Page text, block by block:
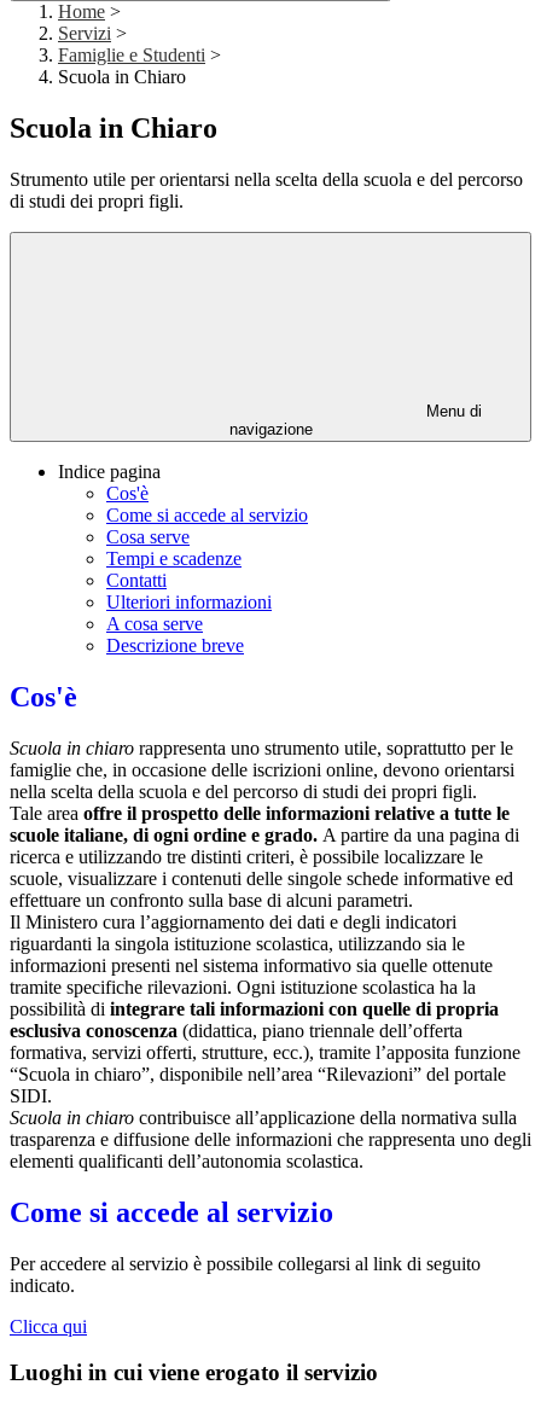
Home >
Servizi >
Famiglie e Studenti >
Scuola in Chiaro
Scuola in Chiaro
Strumento utile per orientarsi nella scelta della scuola e del percorso
di studi dei propri figli.
Menu di
navigazione
Indice pagina
Cos'è
Come si accede al servizio
Cosa serve
Tempi e scadenze
Contatti
Ulteriori informazioni
A cosa serve
Descrizione breve
Cos'è
Scuola in chiaro rappresenta uno strumento utile, soprattutto per le
famiglie che, in occasione delle iscrizioni online, devono orientarsi
nella scelta della scuola e del percorso di studi dei propri figli.
Tale area offre il prospetto delle informazioni relative a tutte le
scuole italiane, di ogni ordine e grado. A partire da una pagina di
ricerca e utilizzando tre distinti criteri, è possibile localizzare le
scuole, visualizzare i contenuti delle singole schede informative ed
effettuare un confronto sulla base di alcuni parametri.
Il Ministero cura l’aggiornamento dei dati e degli indicatori
riguardanti la singola istituzione scolastica, utilizzando sia le
informazioni presenti nel sistema informativo sia quelle ottenute
tramite specifiche rilevazioni. Ogni istituzione scolastica ha la
possibilità di integrare tali informazioni con quelle di propria
esclusiva conoscenza (didattica, piano triennale dell’offerta
formativa, servizi offerti, strutture, ecc.), tramite l’apposita funzione
“Scuola in chiaro”, disponibile nell’area “Rilevazioni” del portale
SIDI.
Scuola in chiaro contribuisce all’applicazione della normativa sulla
trasparenza e diffusione delle informazioni che rappresenta uno degli
elementi qualificanti dell’autonomia scolastica.
Come si accede al servizio
Per accedere al servizio è possibile collegarsi al link di seguito
indicato.
Clicca qui
Luoghi in cui viene erogato il servizio